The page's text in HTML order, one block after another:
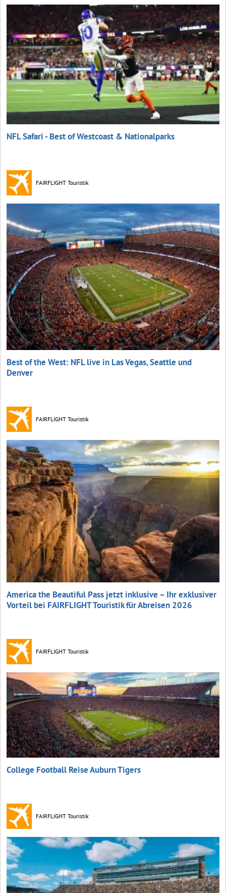
NFL Safari - Best of Westcoast & Nationalparks
FAIRFLIGHT Touristik
Best of the West: NFL live in Las Vegas, Seattle und
Denver
FAIRFLIGHT Touristik
America the Beautiful Pass jetzt inklusive – Ihr exklusiver
Vorteil bei FAIRFLIGHT Touristik für Abreisen 2026
FAIRFLIGHT Touristik
College Football Reise Auburn Tigers
FAIRFLIGHT Touristik